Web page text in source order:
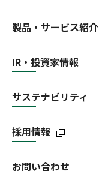
製品・サービス紹介
IR・投資家情報
サステナビリティ
採用情報
お問い合わせ